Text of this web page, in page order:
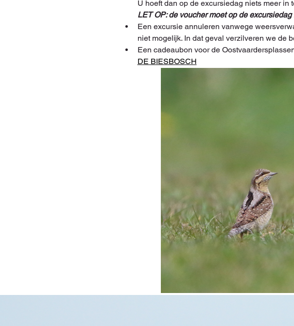
U hoeft dan op de excursiedag niets meer in
LET OP: de voucher moet op de
Een excursie annuleren vanwege
niet mogelijk. In dat geval verzilveren we de
Een cadeaubon voor de
DE BIESBOSCH